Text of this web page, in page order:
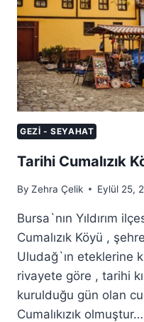
GEZI - SEYAHAT
Tarihi Cumalızık
By Zehra Çelik Eylül 25,
Bursa`nın Yıldırım
Cumalızık Köyü ,
Uludağ`ın eteklerine
rivayete göre , tarihi
kurulduğu gün olan
Cumalıkızık olmuştur…